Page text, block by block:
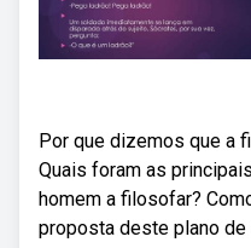
Por que dizemos que a
Quais foram as
homem a filosofar?
proposta deste plano de